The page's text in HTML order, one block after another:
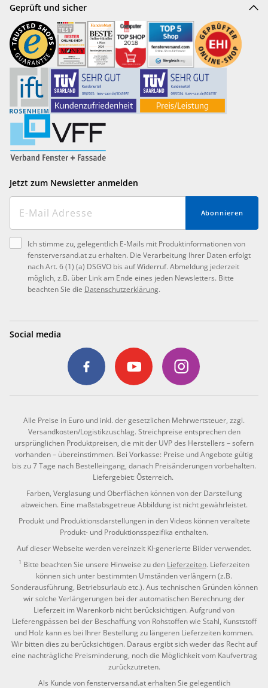
Geprüft und sicher
Jetzt zum Newsletter anmelden
Abonnieren
Ich stimme zu, gelegentlich E-Mails mit Produktinformationen von
fensterversand.at zu erhalten. Die Verarbeitung Ihrer Daten erfolgt
nach Art. 6 (1) (a) DSGVO bis auf Widerruf. Abmeldung jederzeit
möglich, z.B. über Link am Ende eines jeden Newsletters. Bitte
beachten Sie die Datenschutzerklärung.
Social media
Alle Preise in Euro und inkl. der gesetzlichen Mehrwertsteuer, zzgl.
Versandkosten/Logistikzuschlag. Streichpreise entsprechen den
ursprünglichen Produktpreisen, die mit der UVP des Herstellers – sofern
vorhanden – übereinstimmen. Bei Vorkasse: Preise und Angebote gültig
bis zu 7 Tage nach Bestelleingang, danach Preisänderungen vorbehalten.
Liefergebiet: Österreich.
Farben, Verglasung und Oberflächen können von der Darstellung
abweichen. Eine maßstabsgetreue Abbildung ist nicht gewährleistet.
Produkt und Produktionsdarstellungen in den Videos können veraltete
Produkt- und Produktionsspezifika enthalten.
Auf dieser Webseite werden vereinzelt KI-generierte Bilder verwendet.
1 Bitte beachten Sie unsere Hinweise zu den Lieferzeiten. Lieferzeiten
können sich unter bestimmten Umständen verlängern (z.B.
Sonderausführung, Betriebsurlaub etc.). Aus technischen Gründen können
wir solche Verlängerungen bei der automatischen Berechnung der
Lieferzeit im Warenkorb nicht berücksichtigen. Aufgrund von
Lieferengpässen bei der Beschaffung von Rohstoffen wie Stahl, Kunststoff
und Holz kann es bei Ihrer Bestellung zu längeren Lieferzeiten kommen.
Wir bitten dies zu berücksichtigen. Daraus ergibt sich weder das Recht auf
eine nachträgliche Preisminderung, noch die Möglichkeit vom Kaufvertrag
zurückzutreten.
Als Kunde von fensterversand.at erhalten Sie gelegentlich